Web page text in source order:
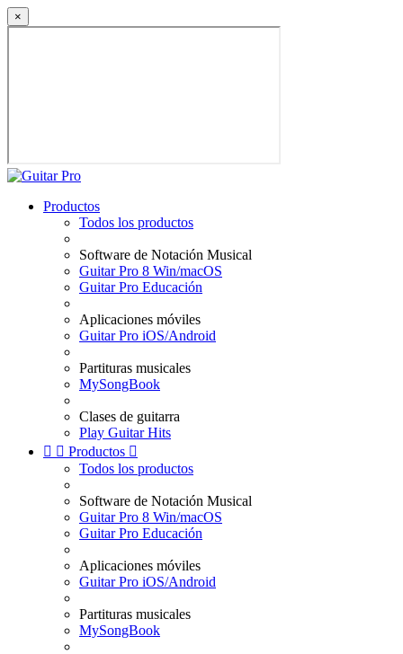
×
Productos
Todos los productos
Software de Notación Musical
Guitar Pro 8 Win/macOS
Guitar Pro Educación
Aplicaciones móviles
Guitar Pro iOS/Android
Partituras musicales
MySongBook
Clases de guitarra
Play Guitar Hits
  Productos 
Todos los productos
Software de Notación Musical
Guitar Pro 8 Win/macOS
Guitar Pro Educación
Aplicaciones móviles
Guitar Pro iOS/Android
Partituras musicales
MySongBook